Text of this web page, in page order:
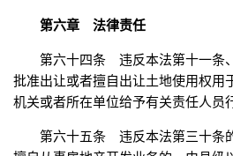
第六章 法律责任
第六十四条 违反本法第十一条
批准出让或者擅自出让土地使用权用
机关或者所在单位给予有关责任人员
第六十五条 违反本法第三十条